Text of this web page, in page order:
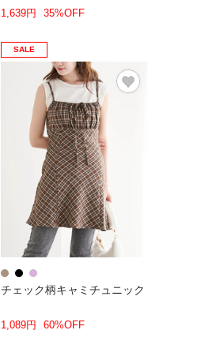
1,639円 35%OFF
SALE
チェック柄キャミチュニック
1,089円 60%OFF